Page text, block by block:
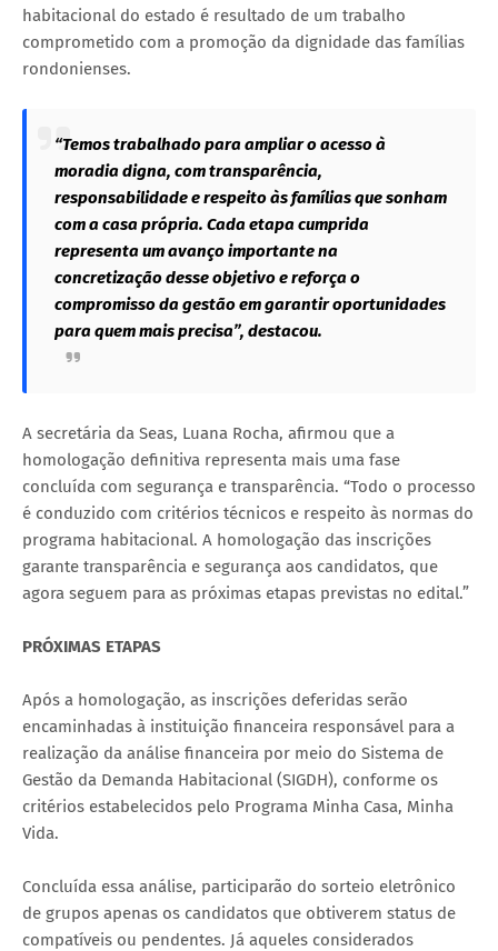
habitacional do estado é resultado de um trabalho
comprometido com a promoção da dignidade das famílias
rondonienses.
“Temos trabalhado para ampliar o acesso à
moradia digna, com transparência,
responsabilidade e respeito às famílias que sonham
com a casa própria. Cada etapa cumprida
representa um avanço importante na
concretização desse objetivo e reforça o
compromisso da gestão em garantir oportunidades
para quem mais precisa”, destacou.
A secretária da Seas, Luana Rocha, afirmou que a
homologação definitiva representa mais uma fase
concluída com segurança e transparência. “Todo o processo
é conduzido com critérios técnicos e respeito às normas do
programa habitacional. A homologação das inscrições
garante transparência e segurança aos candidatos, que
agora seguem para as próximas etapas previstas no edital.”
PRÓXIMAS ETAPAS
Após a homologação, as inscrições deferidas serão
encaminhadas à instituição financeira responsável para a
realização da análise financeira por meio do Sistema de
Gestão da Demanda Habitacional (SIGDH), conforme os
critérios estabelecidos pelo Programa Minha Casa, Minha
Vida.
Concluída essa análise, participarão do sorteio eletrônico
de grupos apenas os candidatos que obtiverem status de
compatíveis ou pendentes. Já aqueles considerados